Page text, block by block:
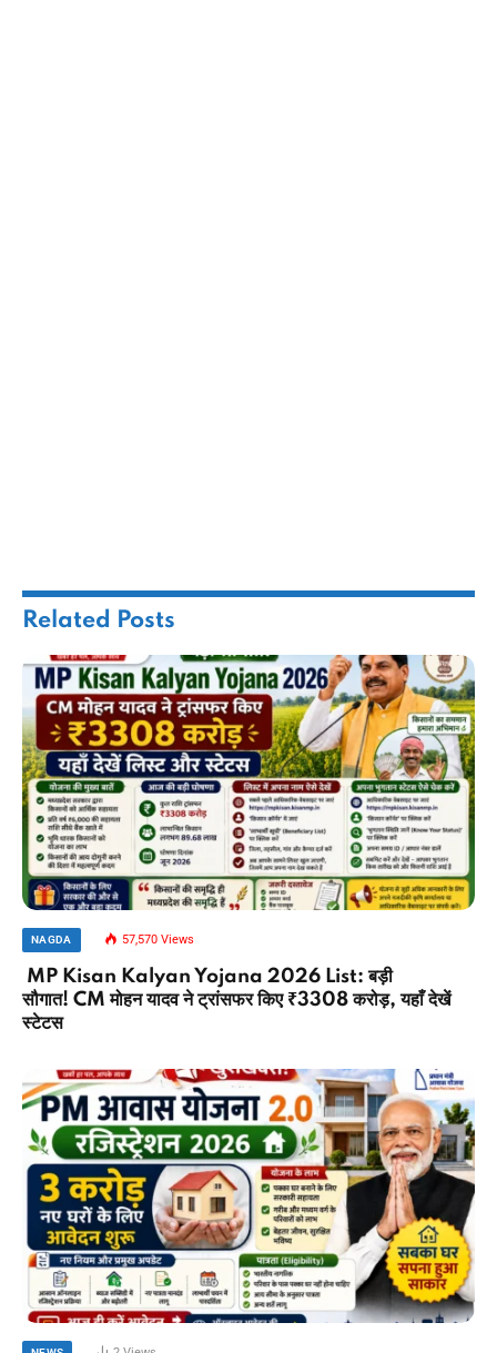
Related Posts
NAGDA 57,570 Views
MP Kisan Kalyan Yojana 2026 List: बड़ी
सौगात! CM मोहन यादव ने ट्रांसफर किए ₹3308 करोड़, यहाँ देखें
स्टेटस